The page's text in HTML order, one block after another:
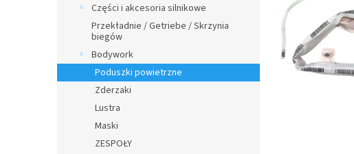
Części i akcesoria silnikowe
Przekładnie / Getriebe / Skrzynia
biegów
Bodywork
Poduszki powietrzne
Zderzaki
Lustra
Maski
ZESPOŁY